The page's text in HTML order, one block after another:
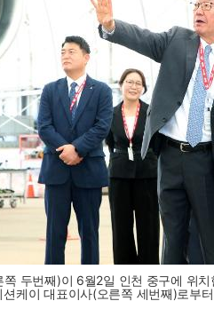
두번째)이 6월2일 인천 중구에 위
케이 대표이사(오른쪽 세번째)로부